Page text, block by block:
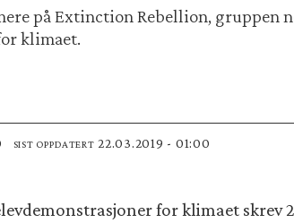
på Extinction Rebellion, gruppen
klimaet.
SIST OPPDATERT 22.03.2019 - 01:00
for klimaet skrev